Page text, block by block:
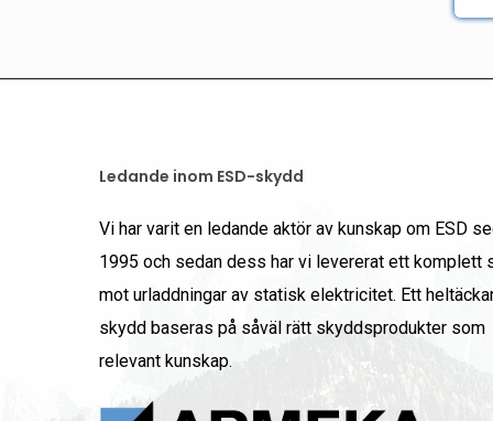
Ledande inom ESD-skydd
Vi har varit en ledande aktör av kunskap om ESD
1995 och sedan dess har vi levererat ett komplett
mot urladdningar av statisk elektricitet. Ett
skydd baseras på såväl rätt skyddsprodukter som
relevant kunskap.